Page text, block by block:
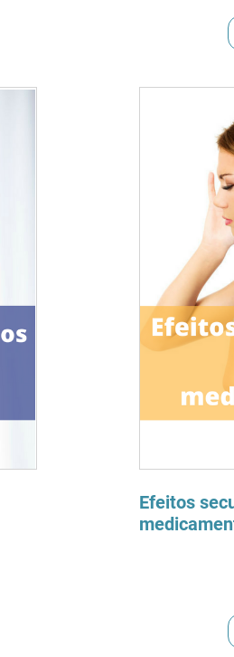
Efeitos